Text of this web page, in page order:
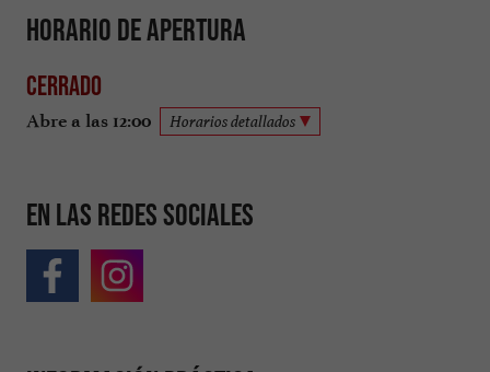
Horario de apertura
Cerrado
Abre a las 12:00 Horarios detallados
En las redes sociales